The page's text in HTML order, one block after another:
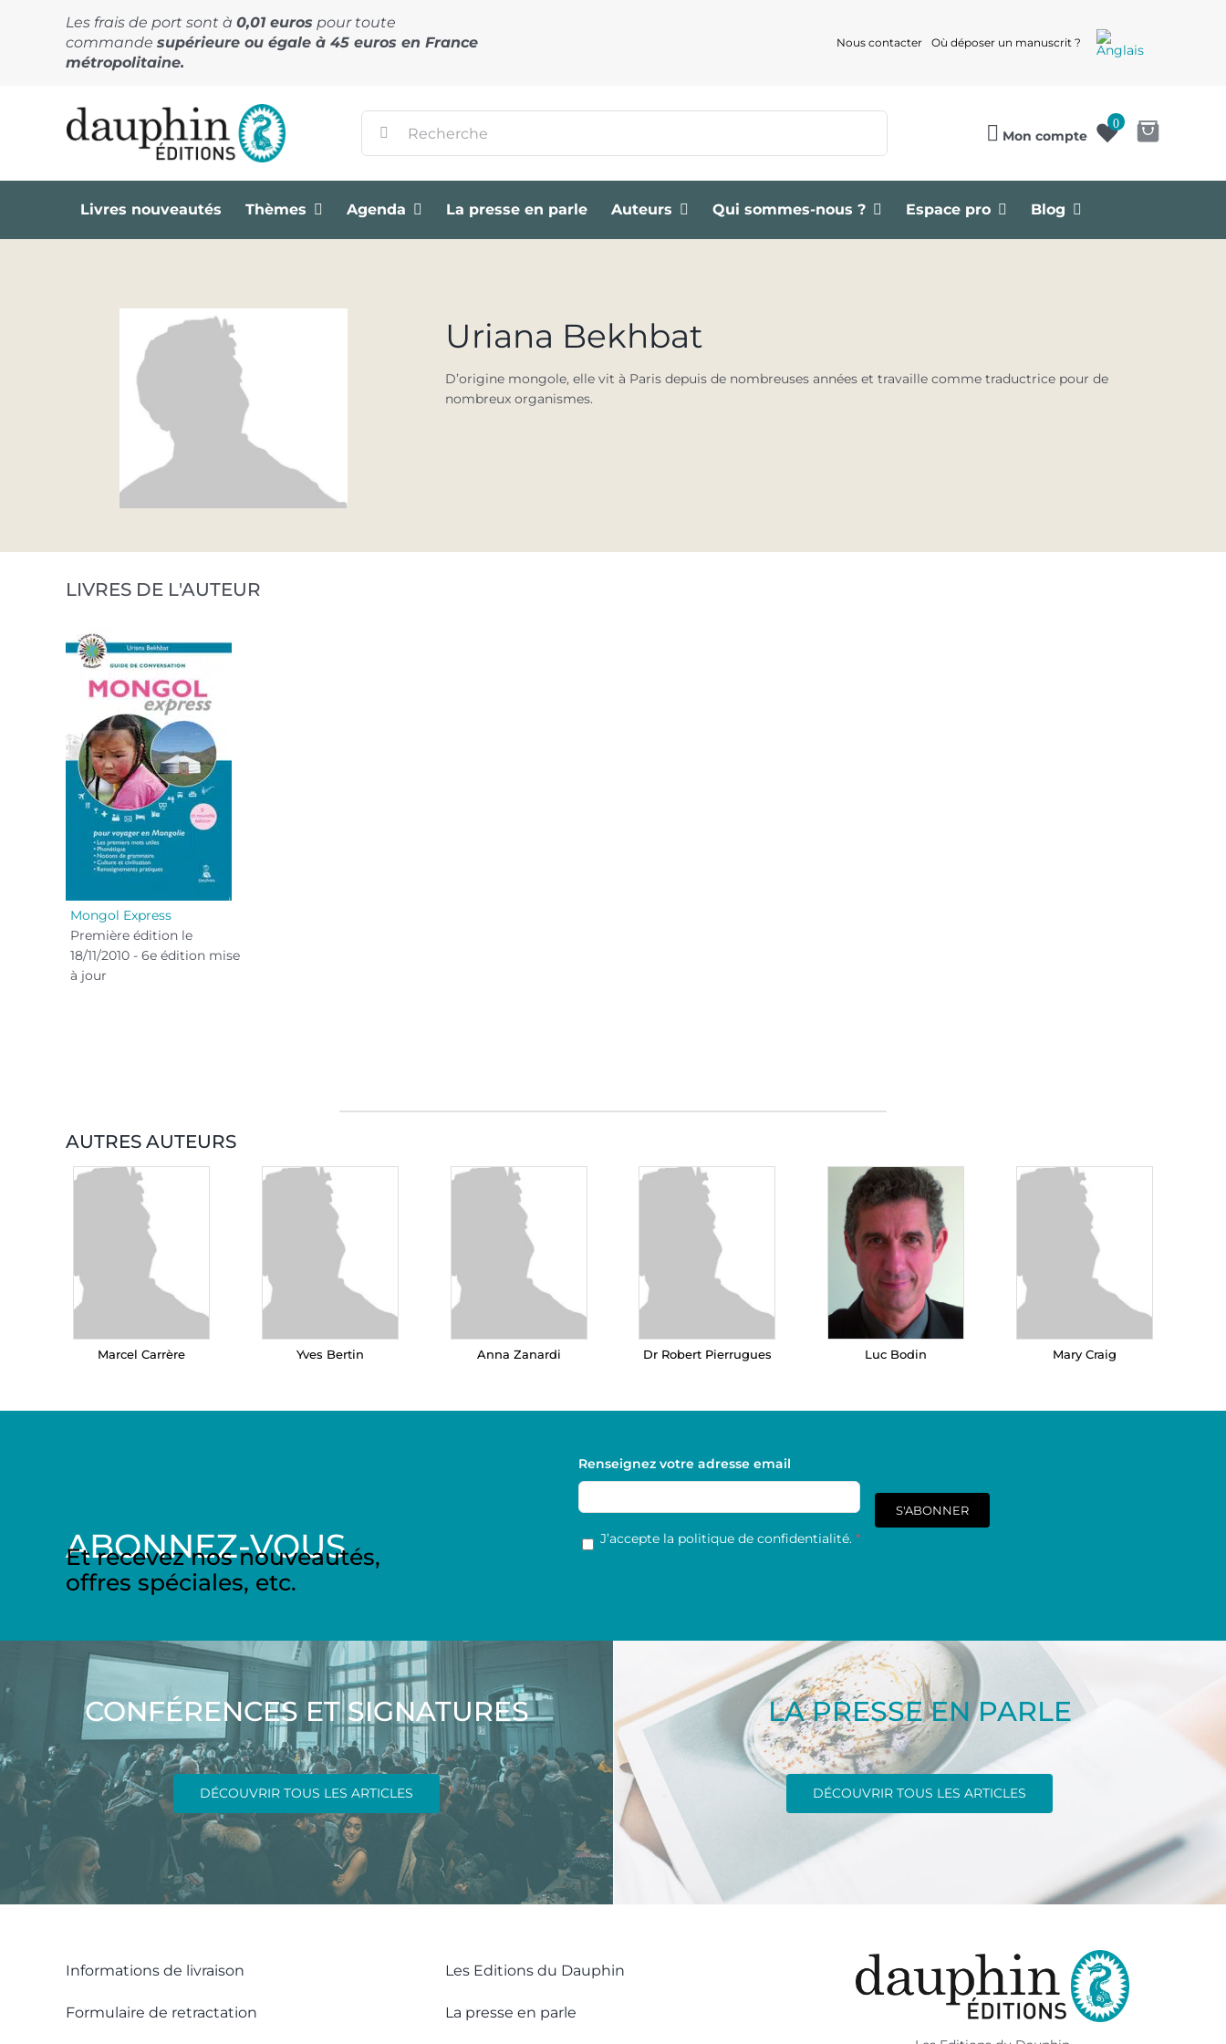
Les frais de port sont à 0,01 euros pour toute
commande supérieure ou égale à 45 euros en France
métropolitaine.
Nous contacter Où déposer un manuscrit ?
Mon compte
0
Livres nouveautés Thèmes Agenda La presse en parle Auteurs Qui sommes-nous ? Espace pro Blog
Uriana Bekhbat
D’origine mongole, elle vit à Paris depuis de nombreuses années et travaille comme traductrice pour de
nombreux organismes.
LIVRES DE L'AUTEUR
Mongol Express
Première édition le
18/11/2010 - 6e édition mise
à jour
AUTRES AUTEURS
Marcel Carrère Yves Bertin Anna Zanardi Dr Robert Pierrugues Luc Bodin Mary Craig
ABONNEZ-VOUS
Et recevez nos nouveautés,
offres spéciales, etc.
Renseignez votre adresse email
RGPD *
J’accepte la politique de confidentialité. *
S'ABONNER
CONFÉRENCES ET SIGNATURES
DÉCOUVRIR TOUS LES ARTICLES
LA PRESSE EN PARLE
DÉCOUVRIR TOUS LES ARTICLES
Informations de livraison
Formulaire de retractation
Les Editions du Dauphin
La presse en parle